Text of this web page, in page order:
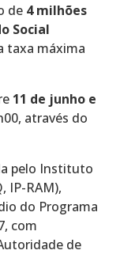
de 4 milhões
Social
taxa máxima
11 de junho e
através do
pelo Instituto
IP-RAM),
do Programa
com
de